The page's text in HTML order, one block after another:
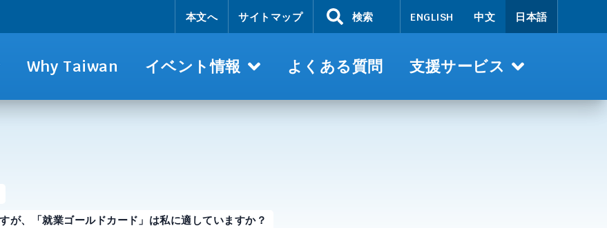
本文へ サイトマップ 検索 ENGLISH 中文 日本語
Why Taiwan イベント情報 よくある質問 支援サービス
が、「就業ゴールドカード」は私に適していますか？